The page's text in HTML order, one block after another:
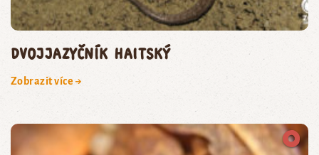
dvojjazyčník haitský
Zobrazit více →